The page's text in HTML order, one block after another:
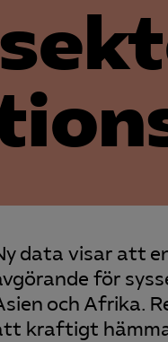
data visar att
för
och Afrika.
kraftigt